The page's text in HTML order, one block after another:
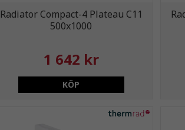
Radiator Compact-4 Plateau C11
500x1000
1 642 kr
KÖP